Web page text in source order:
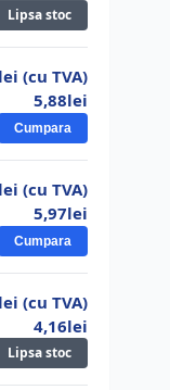
Lipsa stoc
(cu TVA)
5,88lei
Cumpara
(cu TVA)
5,97lei
Cumpara
(cu TVA)
4,16lei
Lipsa stoc